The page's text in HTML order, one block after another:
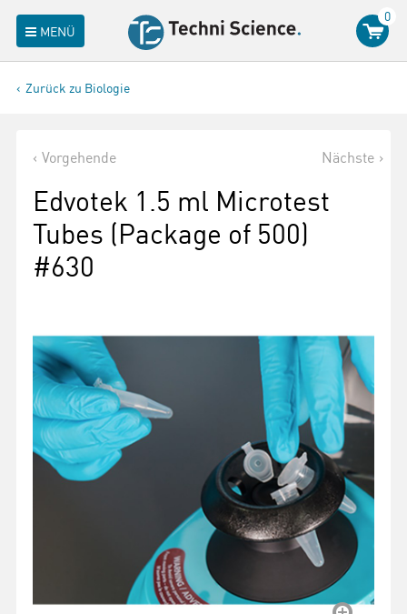
MENÜ
0
Zurück zu Biologie
Vorgehende Nächste
Edvotek 1.5 ml Microtest
Tubes (Package of 500)
#630